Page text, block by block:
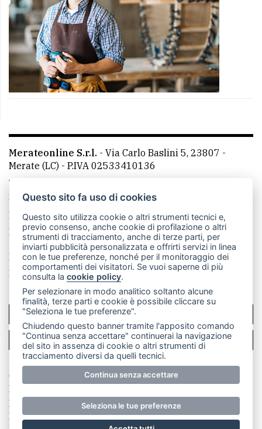
Merateonline S.r.l. - Via Carlo Baslini 5, 23807 -
Merate (LC) - P.IVA 02533410136
Telefono:
mail: redazione@merateonline.it
La redazione
CasateOnline LeccoOnline
RSS
Made by VIP
Privacy policy
Cookie policy
Rivedi le tue scelte sui cookie
SCRIVICI
PER LA TUA PUBBLICITÀ
© Copyright Merateonline S.r.l. - Tutti i diritti riservati.
E' proibita la riproduzione e pubblicazione anche
parziale di testi, articoli e immagini senza la
preventiva autorizzazione scritta dell'editore. RI Lecco
Questo sito fa uso di cookies
Questo sito utilizza cookie o altri strumenti tecnici e,
previo consenso, anche cookie di profilazione o altri
strumenti di tracciamento, anche di terze parti, per
inviarti pubblicità personalizzata e offrirti servizi in linea
con le tue preferenze, nonché per il monitoraggio dei
comportamenti dei visitatori. Se vuoi saperne di più
consulta lacookie policy.
Per selezionare in modo analitico soltanto alcune
finalità, terze parti e cookie è possibile cliccare su
"Seleziona le tue preferenze".
Chiudendo questo banner tramite l'apposito comando
"Continua senza accettare" continuerai la navigazione
del sito in assenza di cookie o altri strumenti di
tracciamento diversi da quelli tecnici.
Continua senza accettare
Seleziona le tue preferenze